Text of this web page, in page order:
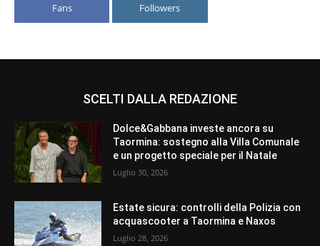
Fans Followers
SCELTI DALLA REDAZIONE
Dolce&Gabbana investe ancora su
Taormina: sostegno alla Villa Comunale
e un progetto speciale per il Natale
Luglio 30, 2026
Estate sicura: controlli della Polizia con
acquascooter a Taormina e Naxos
Luglio 28, 2026